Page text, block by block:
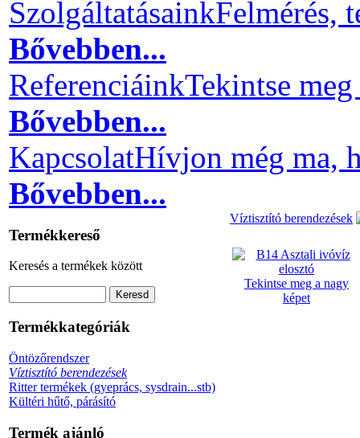
SzolgáltatásainkFelmérés,
Bővebben...
ReferenciáinkTekintse
Bővebben...
KapcsolatHívjon még ma,
Bővebben...
Termékkereső
Keresés a termékek között
Termékkategóriák
Öntözőrendszer
Víztisztító berendezések
Ritter termékek (gyeprács, sysdrain...stb)
Kültéri hűtő, párásító
Termék ajánló
Víztisztító berendezések
Tekintse meg a nagy
képet